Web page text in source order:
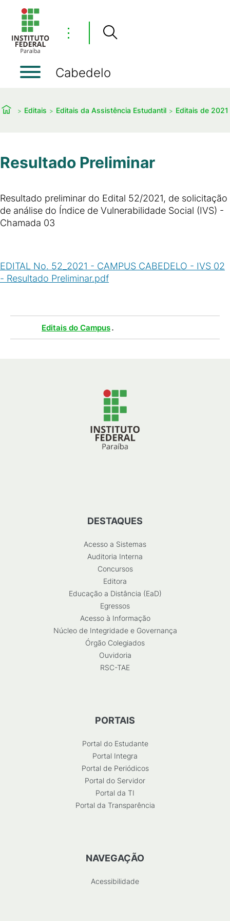
⋮
Cabedelo
Editais Editais da Assistência Estudantil Editais de 2021
Resultado Preliminar
Resultado preliminar do Edital 52/2021, de solicitação
de análise do Índice de Vulnerabilidade Social (IVS) -
Chamada 03
EDITAL No. 52_2021 - CAMPUS CABEDELO - IVS 02
- Resultado Preliminar.pdf
Editais do Campus.
DESTAQUES
Acesso a Sistemas
Auditoria Interna
Concursos
Editora
Educação a Distância (EaD)
Egressos
Acesso à Informação
Núcleo de Integridade e Governança
Órgão Colegiados
Ouvidoria
RSC-TAE
PORTAIS
Portal do Estudante
Portal Integra
Portal de Periódicos
Portal do Servidor
Portal da TI
Portal da Transparência
NAVEGAÇÃO
Acessibilidade